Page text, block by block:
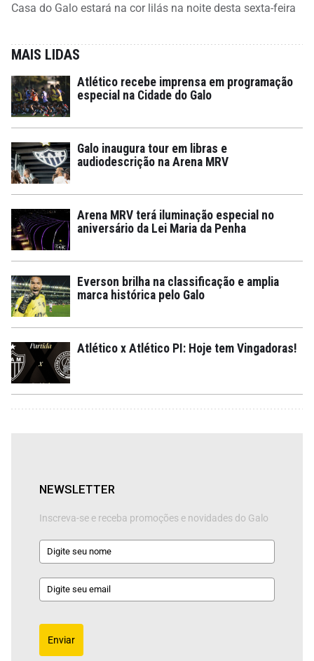
Casa do Galo estará na cor lilás na noite desta sexta-feira
MAIS LIDAS
Atlético recebe imprensa em programação
especial na Cidade do Galo
Galo inaugura tour em libras e
audiodescrição na Arena MRV
Arena MRV terá iluminação especial no
aniversário da Lei Maria da Penha
Everson brilha na classificação e amplia
marca histórica pelo Galo
Atlético x Atlético PI: Hoje tem Vingadoras!
NEWSLETTER
Inscreva-se e receba promoções e novidades do Galo
Enviar